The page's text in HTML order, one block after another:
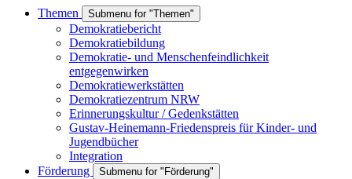
Themen Submenu for "Themen"
Demokratiebericht
Demokratiebildung
Demokratie- und Menschenfeindlichkeit
entgegenwirken
Demokratiewerkstätten
Demokratiezentrum NRW
Erinnerungskultur / Gedenkstätten
Gustav-Heinemann-Friedenspreis für Kinder- und
Jugendbücher
Integration
Förderung
Submenu for "Förderung"